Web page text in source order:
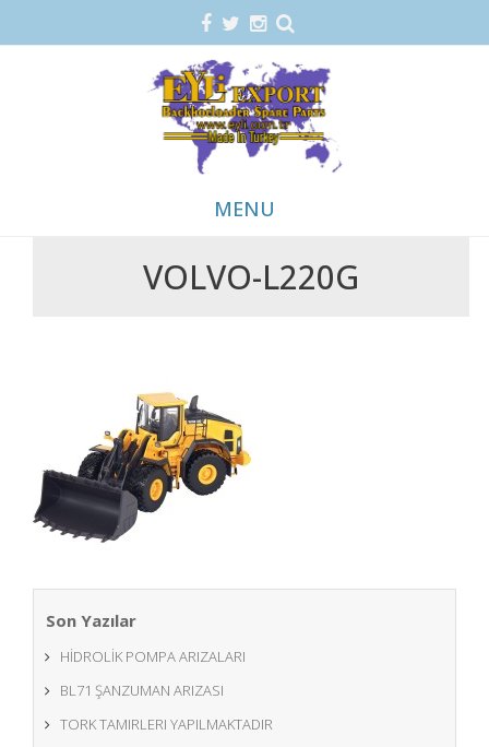
MENU
VOLVO-L220G
Son Yazılar
HİDROLİK POMPA ARIZALARI
BL71 ŞANZUMAN ARIZASI
TORK TAMIRLERI YAPILMAKTADIR